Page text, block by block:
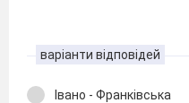
варіанти відповідей
Івано - Франківська